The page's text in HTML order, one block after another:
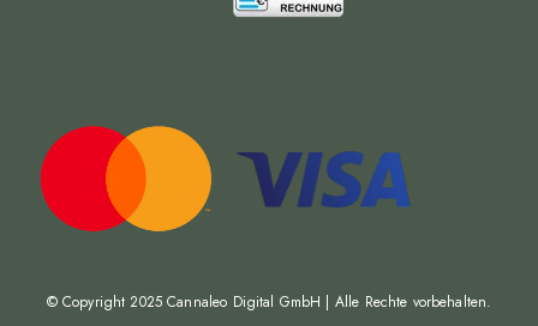
© Copyright 2025Cannaleo Digital GmbH | Alle Rechte vorbehalten.